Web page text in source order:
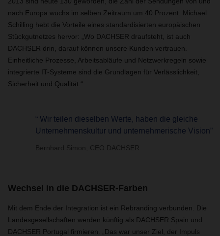
nach Europa wuchs im selben Zeitraum um 40 Prozent. Michael
Schilling hebt die Vorteile eines standardisierten europäischen
Stückgutnetzes hervor: „Wo DACHSER draufsteht, ist auch
DACHSER drin, darauf können unsere Kunden vertrauen.
Einheitliche Prozesse, Arbeitsabläufe und Netzwerkregeln sowie
integrierte IT-Systeme sind die Grundlagen für Verlässlichkeit,
Sicherheit und Qualität.“
“ Wir teilen dieselben Werte, haben die gleiche
Unternehmenskultur und unternehmerische Vision”
Bernhard Simon, CEO DACHSER
Wechsel in die DACHSER-Farben
Mit dem Ende der Integration ist ein Rebranding verbunden. Die
Landesgesellschaften werden künftig als DACHSER Spain und
DACHSER Portugal firmieren. „Das war unser Ziel, der Impuls